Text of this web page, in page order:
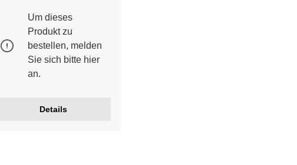
Breite / Tiefe ca. 21 cm
Um dieses
Produkt zu
bestellen, melden
Sie sich bitte hier
an.
Details